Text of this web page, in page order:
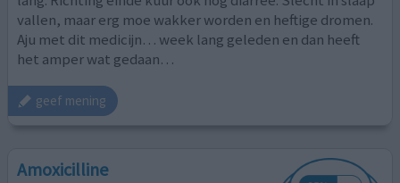
vallen, maar erg moe wakker worden en heftige dromen.
Aju met dit medicijn… week lang geleden en dan heeft
het amper wat gedaan…
geef mening
Amoxicilline